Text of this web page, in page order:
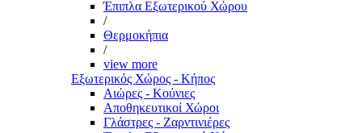
Έπιπλα Εξωτερικού Χώρου
/
Θερμοκήπια
/
view more
Εξωτερικός Χώρος - Κήπος
Αιώρες - Κούνιες
Αποθηκευτικοί Χώροι
Γλάστρες - Ζαρντινιέρες